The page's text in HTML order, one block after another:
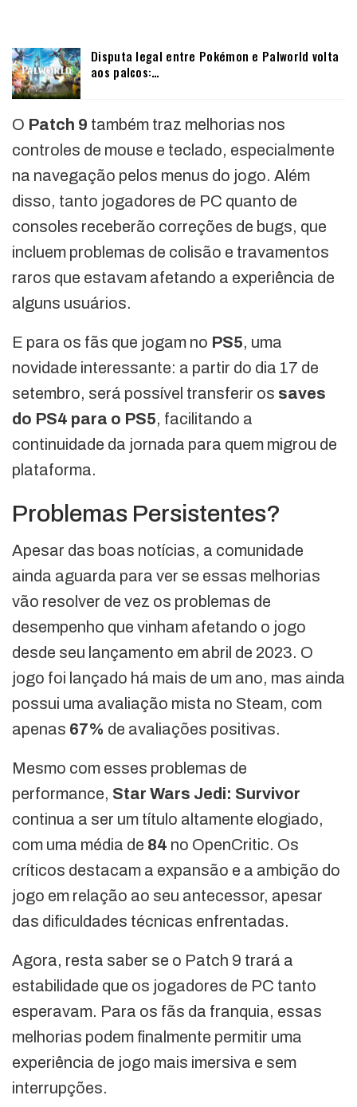
Disputa legal entre Pokémon e Palworld volta
aos palcos:…
O Patch 9 também traz melhorias nos
controles de mouse e teclado, especialmente
na navegação pelos menus do jogo. Além
disso, tanto jogadores de PC quanto de
consoles receberão correções de bugs, que
incluem problemas de colisão e travamentos
raros que estavam afetando a experiência de
alguns usuários.
E para os fãs que jogam no PS5, uma
novidade interessante: a partir do dia 17 de
setembro, será possível transferir os saves
do PS4 para o PS5, facilitando a
continuidade da jornada para quem migrou de
plataforma.
Problemas Persistentes?
Apesar das boas notícias, a comunidade
ainda aguarda para ver se essas melhorias
vão resolver de vez os problemas de
desempenho que vinham afetando o jogo
desde seu lançamento em abril de 2023. O
jogo foi lançado há mais de um ano, mas ainda
possui uma avaliação mista no Steam, com
apenas 67% de avaliações positivas.
Mesmo com esses problemas de
performance, Star Wars Jedi: Survivor
continua a ser um título altamente elogiado,
com uma média de 84 no OpenCritic. Os
críticos destacam a expansão e a ambição do
jogo em relação ao seu antecessor, apesar
das dificuldades técnicas enfrentadas.
Agora, resta saber se o Patch 9 trará a
estabilidade que os jogadores de PC tanto
esperavam. Para os fãs da franquia, essas
melhorias podem finalmente permitir uma
experiência de jogo mais imersiva e sem
interrupções.